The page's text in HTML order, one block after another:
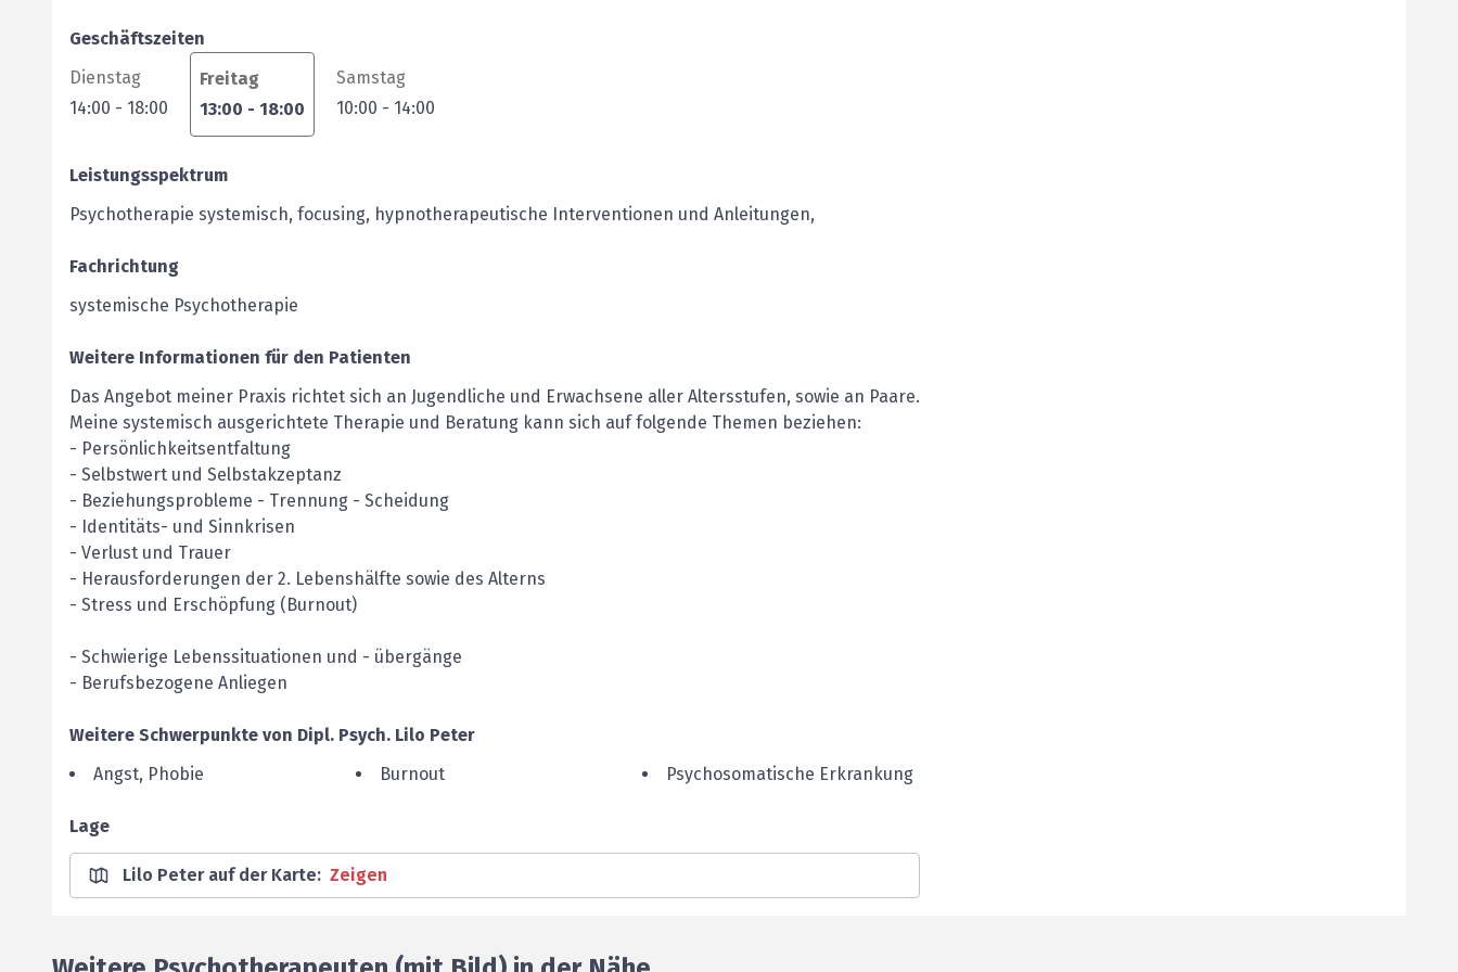
Geschäftszeiten
Dienstag
14:00 - 18:00
Freitag
13:00 - 18:00
Samstag
10:00 - 14:00
Leistungsspektrum
Psychotherapie systemisch, focusing, hypnotherapeutische Interventionen und Anleitungen,
Fachrichtung
systemische Psychotherapie
Weitere Informationen für den Patienten
Das Angebot meiner Praxis richtet sich an Jugendliche und Erwachsene aller Altersstufen, sowie an Paare.
Meine systemisch ausgerichtete Therapie und Beratung kann sich auf folgende Themen beziehen:
- Persönlichkeitsentfaltung
- Selbstwert und Selbstakzeptanz
- Beziehungsprobleme - Trennung - Scheidung
- Identitäts- und Sinnkrisen
- Verlust und Trauer
- Herausforderungen der 2. Lebenshälfte sowie des Alterns
- Stress und Erschöpfung (Burnout)
- Schwierige Lebenssituationen und - übergänge
- Berufsbezogene Anliegen
Weitere Schwerpunkte von Dipl. Psych. Lilo Peter
Angst, Phobie
Burnout Psychosomatische Erkrankung
Lage
Lilo Peter auf der Karte: Zeigen